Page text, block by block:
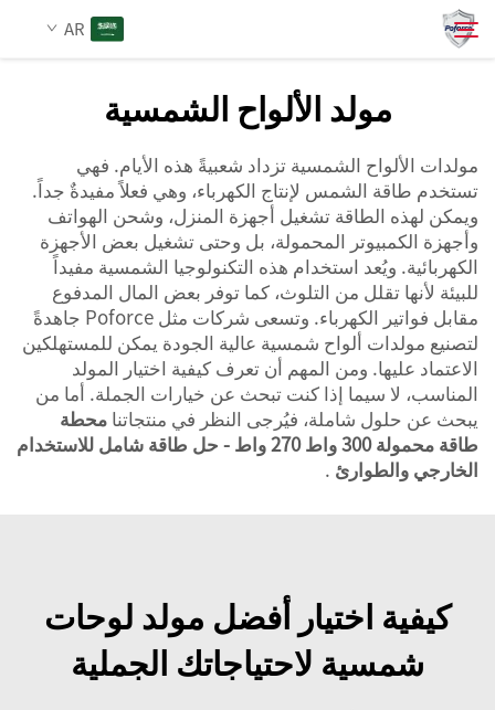
AR
المنتجات
الخدمات
الأخبار
اتصل بنا
مولد الألواح الشمسية
مولدات الألواح الشمسية تزداد شعبيةً هذه الأيام. فهي
تستخدم طاقة الشمس لإنتاج الكهرباء، وهي فعلاً مفيدةٌ جداً.
ويمكن لهذه الطاقة تشغيل أجهزة المنزل، وشحن الهواتف
وأجهزة الكمبيوتر المحمولة، بل وحتى تشغيل بعض الأجهزة
الكهربائية. ويُعد استخدام هذه التكنولوجيا الشمسية مفيداً
للبيئة لأنها تقلل من التلوث، كما توفر بعض المال المدفوع
مقابل فواتير الكهرباء. وتسعى شركات مثل Poforce جاهدةً
لتصنيع مولدات ألواح شمسية عالية الجودة يمكن للمستهلكين
الاعتماد عليها. ومن المهم أن تعرف كيفية اختيار المولد
المناسب، لا سيما إذا كنت تبحث عن خيارات الجملة. أما من
يبحث عن حلول شاملة، فيُرجى النظر في منتجاتنا محطة
طاقة محمولة 300 واط 270 واط - حل طاقة شامل للاستخدام
الخارجي والطوارئ .
كيفية اختيار أفضل مولد لوحات
شمسية لاحتياجاتك الجملية